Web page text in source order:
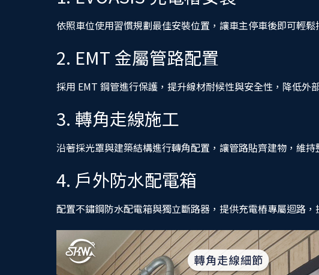
依照車位使用習慣規劃最佳安裝位置，讓車主停車後即可輕鬆
2. EMT 金屬管路配置
採用 EMT 鋼管進行保護，提升線材耐候性與安全性，降低外
3. 轉角走線施工
沿著採光罩與建築結構進行轉角配置，讓管路貼齊建物，維持
4. 戶外防水配電箱
配置不鏽鋼防水配電箱與獨立斷路器，提供充電樁專屬迴路